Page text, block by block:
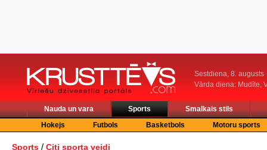
Sestdiena, 8. augusts
Vārda diena: Mudīte,
Nauda un vara Sports
Smalkais stils
Hokejs
Futbols Basketbols Motoru sports
Sports / Citi sporta veidi